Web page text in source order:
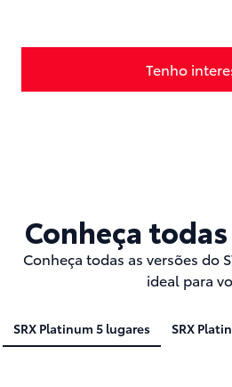
Tenho
Conheça
Conheça todas as versões do
ideal para
SRX Platinum 5 lugares SRX